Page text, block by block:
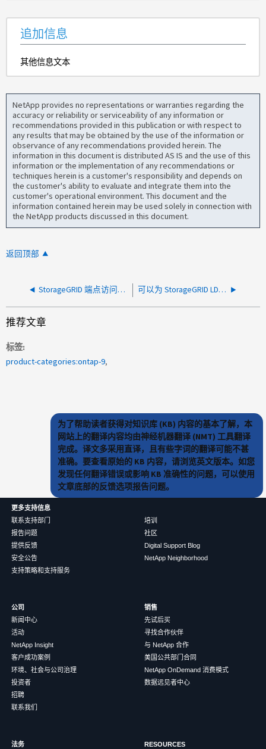
追加信息
其他信息文本
NetApp provides no representations or warranties regarding the
accuracy or reliability or serviceability of any information or
recommendations provided in this publication or with respect to
any results that may be obtained by the use of the information or
observance of any recommendations provided herein. The
information in this document is distributed AS IS and the use of this
information or the implementation of any recommendations or
techniques herein is a customer's responsibility and depends on
the customer's ability to evaluate and integrate them into the
customer's operational environment. This document and the
information contained herein may be used solely in connection with
the NetApp products discussed in this document.
返回顶部
StorageGRID 端点访问日志是否可以以 .json、name:value 对的形式发送到外部？ 可以为 StorageGRID LDAP 配置禁用端点标识吗
推荐文章
标签
product-categories:ontap-9
为了帮助读者获得对知识库 (KB) 内容的基本了解，本
网站上的翻译内容均由神经机器翻译 (NMT) 工具翻译
完成。译文多采用直译，且有些字词的翻译可能不甚
准确。要查看原始的 KB 内容，请浏览英文版本。如您
发现任何翻译错误或影响 KB 准确性的问题，可以使用
文章底部的反馈选项报告问题。
更多支持信息
联系支持部门
报告问题
提供反馈
安全公告
支持策略和支持服务
培训
社区
Digital Support Blog
NetApp Neighborhood
公司
新闻中心
活动
NetApp Insight
客户成功案例
环境、社会与公司治理
投资者
招聘
联系我们
销售
先试后买
寻找合作伙伴
与 NetApp 合作
美国公共部门合同
NetApp OnDemand 消费模式
数据远见者中心
法务 RESOURCES